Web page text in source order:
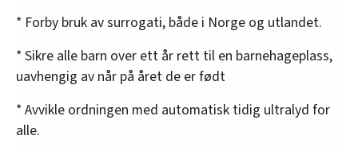
* Forby bruk av surrogati, både i Norge og utlandet.
* Sikre alle barn over ett år rett til en barnehageplass,
uavhengig av når på året de er født
* Avvikle ordningen med automatisk tidig ultralyd for
alle.